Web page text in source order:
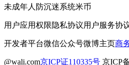
未成年人防沉迷系统米币
用户应用权限隐私协议用户服务协
开发者平台微信公众号微博主页商
@wali.com京ICP证110335号 京ICP